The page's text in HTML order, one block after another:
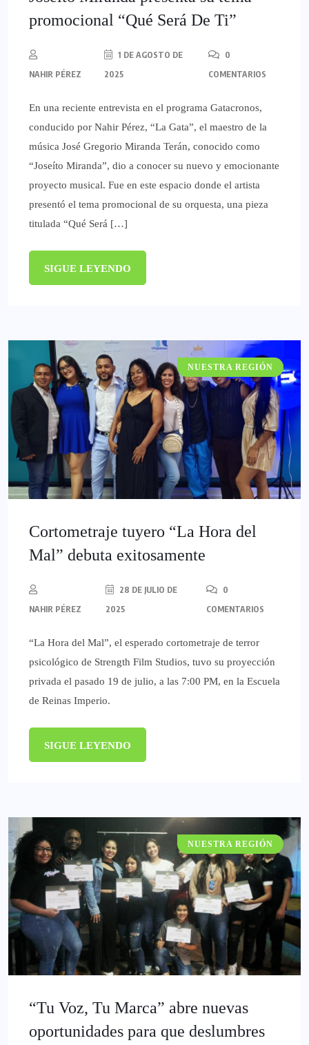
promocional “Qué Será De Ti”
NAHIR PÉREZ
1 DE AGOSTO DE
2025
0
COMENTARIOS
En una reciente entrevista en el programa Gatacronos,
conducido por Nahir Pérez, “La Gata”, el maestro de la
música José Gregorio Miranda Terán, conocido como
“Joseíto Miranda”, dio a conocer su nuevo y emocionante
proyecto musical. Fue en este espacio donde el artista
presentó el tema promocional de su orquesta, una pieza
titulada “Qué Será […]
SIGUE LEYENDO
GATACRONOS
NUESTRA REGIÓN
Cortometraje tuyero “La Hora del
Mal” debuta exitosamente
NAHIR PÉREZ
28 DE JULIO DE
2025
0
COMENTARIOS
“La Hora del Mal”, el esperado cortometraje de terror
psicológico de Strength Film Studios, tuvo su proyección
privada el pasado 19 de julio, a las 7:00 PM, en la Escuela
de Reinas Imperio.
SIGUE LEYENDO
GATACRONOS
NUESTRA REGIÓN
“Tu Voz, Tu Marca” abre nuevas
oportunidades para que deslumbres